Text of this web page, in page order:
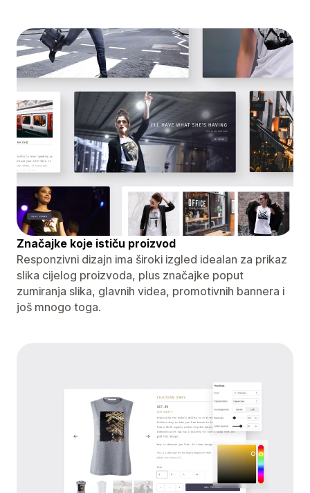
Značajke koje ističu proizvod
Responzivni dizajn ima široki izgled idealan za prikaz
slika cijelog proizvoda, plus značajke poput
zumiranja slika, glavnih videa, promotivnih bannera i
još mnogo toga.